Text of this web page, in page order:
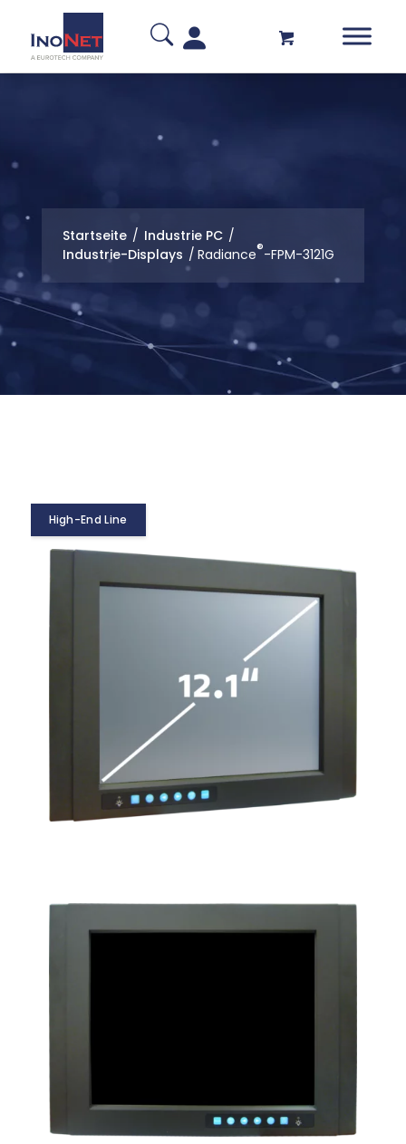
Startseite / Industrie PC /
Industrie-Displays / Radiance®-FPM-3121G
High-End Line